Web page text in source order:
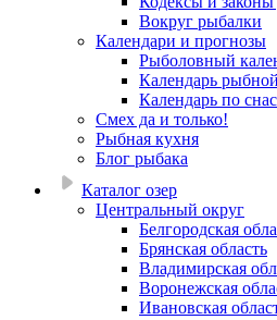
Вокруг рыбалки
Календари и прогнозы
Рыболовный
Календарь
Календарь по
Смех да и только!
Рыбная кухня
Блог рыбака
Каталог озер
Центральный округ
Белгородская
Брянская область
Владимирская
Воронежская
Ивановская